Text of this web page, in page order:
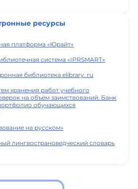
ресурсы
платформа «Юрайт»
система «IPRSMART»
библиотека elibrary. ru
хранения работ учебного
на объём заимствований. Банк
обучающихся
на русском»
лингвострановедческий словарь